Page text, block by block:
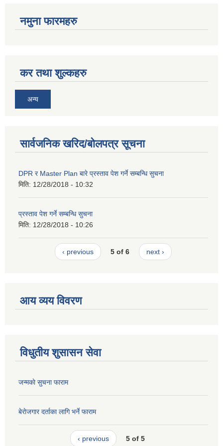
नमुना फारमहरु
कर तथा शुल्कहरु
अन्य
सार्वजनिक खरिद/बोलपत्र सूचना
DPR र Master Plan बारे प्रस्ताव पेश गर्ने सम्बन्धि सुचना
मिति: 12/28/2018 - 10:32
प्रस्ताव पेश गर्ने सम्बन्धि सुचना
मिति: 12/28/2018 - 10:26
‹ previous 5 of 6 next ›
आय व्यय विवरण
विधुतीय शुसासन सेवा
जन्मकाे सुचना फाराम
बेराेजगार दर्ताका लागि भर्ने फाराम
‹ previous 5 of 5